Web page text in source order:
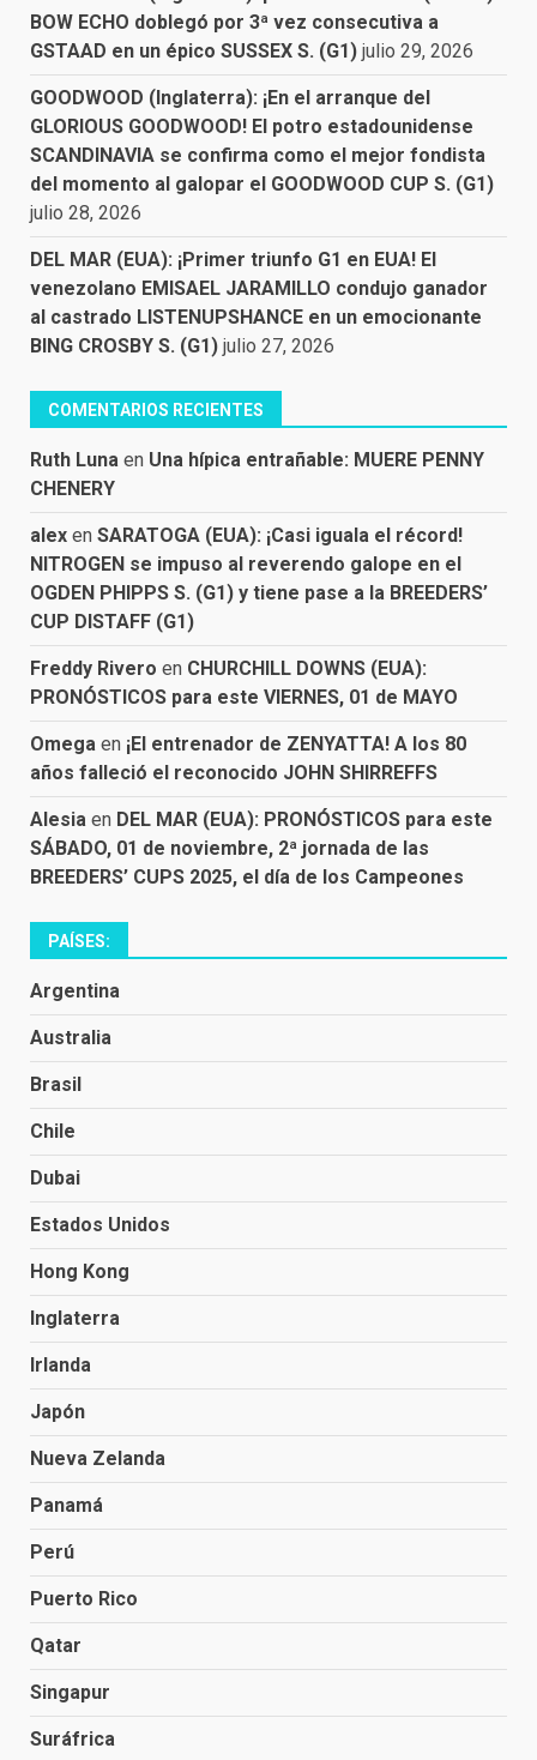
BOW ECHO doblegó por 3ª vez consecutiva a
GSTAAD en un épico SUSSEX S. (G1) julio 29, 2026
GOODWOOD (Inglaterra): ¡En el arranque del
GLORIOUS GOODWOOD! El potro estadounidense
SCANDINAVIA se confirma como el mejor fondista
del momento al galopar el GOODWOOD CUP S. (G1)
julio 28, 2026
DEL MAR (EUA): ¡Primer triunfo G1 en EUA! El
venezolano EMISAEL JARAMILLO condujo ganador
al castrado LISTENUPSHANCE en un emocionante
BING CROSBY S. (G1) julio 27, 2026
COMENTARIOS RECIENTES
Ruth Luna en Una hípica entrañable: MUERE PENNY
CHENERY
alex en SARATOGA (EUA): ¡Casi iguala el récord!
NITROGEN se impuso al reverendo galope en el
OGDEN PHIPPS S. (G1) y tiene pase a la BREEDERS’
CUP DISTAFF (G1)
Freddy Rivero en CHURCHILL DOWNS (EUA):
PRONÓSTICOS para este VIERNES, 01 de MAYO
Omega en ¡El entrenador de ZENYATTA! A los 80
años falleció el reconocido JOHN SHIRREFFS
Alesia en DEL MAR (EUA): PRONÓSTICOS para este
SÁBADO, 01 de noviembre, 2ª jornada de las
BREEDERS’ CUPS 2025, el día de los Campeones
PAÍSES:
Argentina
Australia
Brasil
Chile
Dubai
Estados Unidos
Hong Kong
Inglaterra
Irlanda
Japón
Nueva Zelanda
Panamá
Perú
Puerto Rico
Qatar
Singapur
Suráfrica